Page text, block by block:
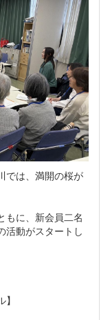
では、満開の桜が
もに、新会員二名
活動がスタートし